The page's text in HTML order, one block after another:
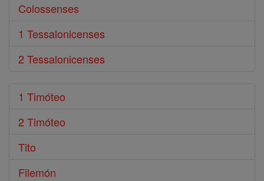
Colossenses
1 Tessalonicenses
2 Tessalonicenses
1 Timóteo
2 Timóteo
Tito
Filemón